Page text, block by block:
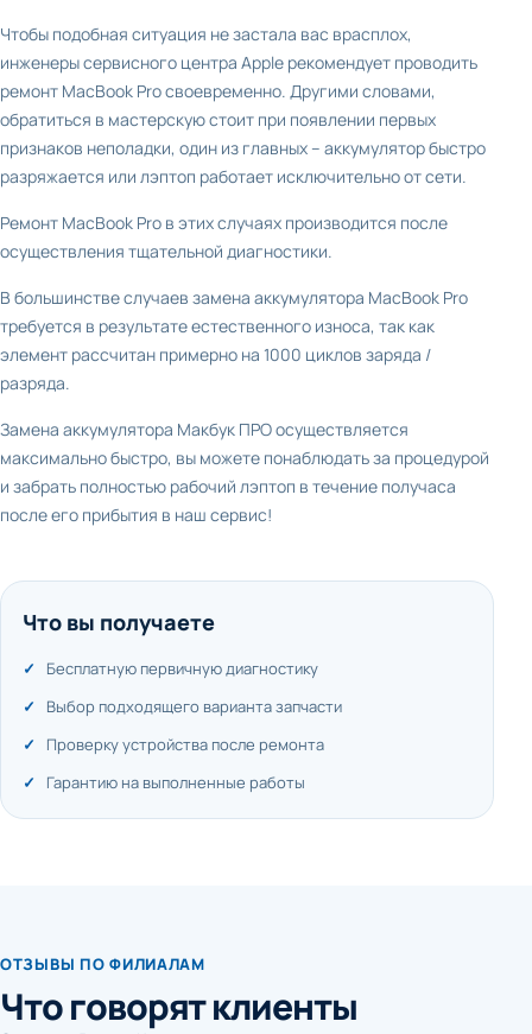
Чтобы подобная ситуация не застала вас врасплох,
инженеры сервисного центра Apple рекомендует проводить
ремонт MacBook Pro своевременно. Другими словами,
обратиться в мастерскую стоит при появлении первых
признаков неполадки, один из главных – аккумулятор быстро
разряжается или лэптоп работает исключительно от сети.
Ремонт MacBook Pro в этих случаях производится после
осуществления тщательной диагностики.
В большинстве случаев замена аккумулятора MacBook Pro
требуется в результате естественного износа, так как
элемент рассчитан примерно на 1000 циклов заряда /
разряда.
Замена аккумулятора Макбук ПРО осуществляется
максимально быстро, вы можете понаблюдать за процедурой
и забрать полностью рабочий лэптоп в течение получаса
после его прибытия в наш сервис!
Что вы получаете
Бесплатную первичную диагностику
Выбор подходящего варианта запчасти
Проверку устройства после ремонта
Гарантию на выполненные работы
ОТЗЫВЫ ПО ФИЛИАЛАМ
Что говорят клиенты